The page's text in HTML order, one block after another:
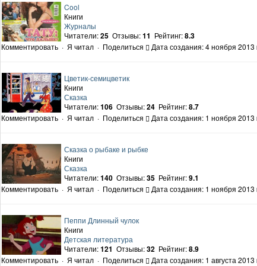
Cool
Книги
Журналы
Читатели:25 Отзывы:11 Рейтинг:8.3
Комментировать · Я читал · Поделиться Дата создания: 4 ноября 2013
Цветик-семицветик
Книги
Сказка
Читатели:106 Отзывы:24 Рейтинг:8.7
Комментировать · Я читал · Поделиться Дата создания: 1 ноября 2013
Сказка о рыбаке и рыбке
Книги
Сказка
Читатели:140 Отзывы:35 Рейтинг:9.1
Комментировать · Я читал · Поделиться Дата создания: 1 ноября 2013
Пеппи Длинный чулок
Книги
Детская литература
Читатели:121 Отзывы:32 Рейтинг:8.9
Комментировать · Я читал · Поделиться Дата создания: 1 августа 2013